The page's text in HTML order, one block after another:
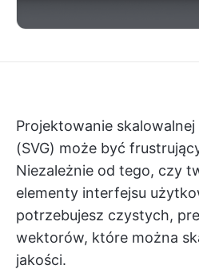
Projektowanie
(SVG) może być
Niezależnie od tego, czy
elementy interfejsu
potrzebujesz czystych,
wektorów, które można
jakości.